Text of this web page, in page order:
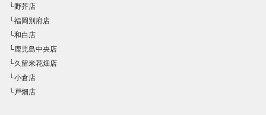
└野芥店
└福岡別府店
└和白店
└鹿児島中央店
└久留米花畑店
└小倉店
└戸畑店